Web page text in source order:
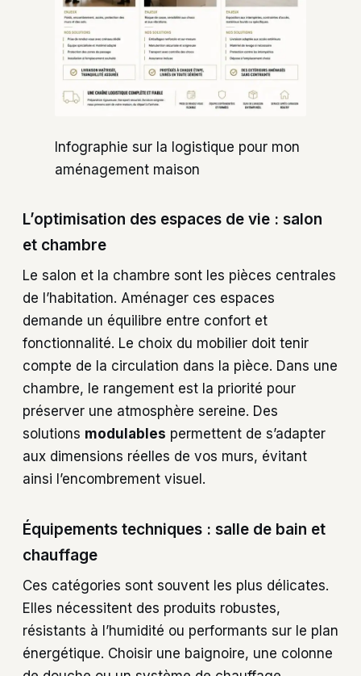
Infographie sur la logistique pour mon
aménagement maison
L’optimisation des espaces de vie : salon
et chambre
Le salon et la chambre sont les pièces centrales
de l’habitation. Aménager ces espaces
demande un équilibre entre confort et
fonctionnalité. Le choix du mobilier doit tenir
compte de la circulation dans la pièce. Dans une
chambre, le rangement est la priorité pour
préserver une atmosphère sereine. Des
solutions modulables permettent de s’adapter
aux dimensions réelles de vos murs, évitant
ainsi l’encombrement visuel.
Équipements techniques : salle de bain et
chauffage
Ces catégories sont souvent les plus délicates.
Elles nécessitent des produits robustes,
résistants à l’humidité ou performants sur le plan
énergétique. Choisir une baignoire, une colonne